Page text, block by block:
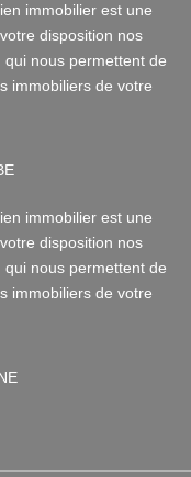
immobilier est une
disposition nos
nous permettent de
immobiliers de votre
nos agences
Vienne, au Sud de
une démarche simple
reste un plaisir.
pour votre plus
dans le 38 et le
immobilier ainsi
immobilier est une
disposition nos
nous permettent de
immobiliers de votre
nos agences
Vienne, au Sud de
une démarche simple